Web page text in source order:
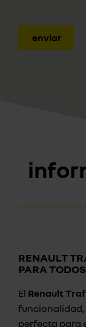
enviar
RENAULT
PARA
El Renault
funcionalidad,
perfecta para